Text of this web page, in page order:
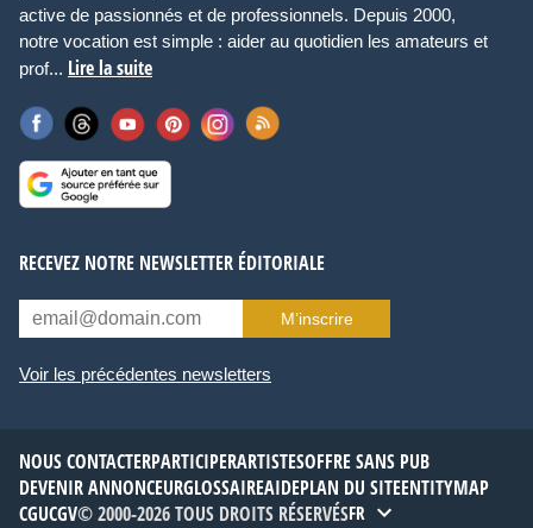
active de passionnés et de professionnels. Depuis 2000,
notre vocation est simple : aider au quotidien les amateurs et
prof... Lire la suite
RECEVEZ NOTRE NEWSLETTER ÉDITORIALE
M’inscrire
Voir les précédentes newsletters
NOUS CONTACTERPARTICIPERARTISTESOFFRE SANS PUB
DEVENIR ANNONCEURGLOSSAIREAIDEPLAN DU SITEENTITYMAP
CGUCGV© 2000-2026 TOUS DROITS RÉSERVÉSFR